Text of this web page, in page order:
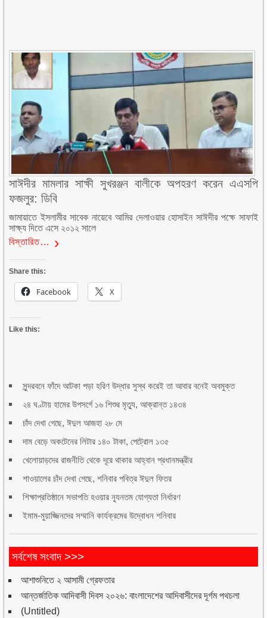
সাঈদীর মামলার সাক্ষী সুখরঞ্জন বালীকে অপহরণ করেন এএসপি
ফজলুর: ডিবি
জামায়াতে ইসলামীর সাবেক নায়েবে আমির দেলাওয়ার হোসাইন সাঈদীর পক্ষে সাফাই
সাক্ষ্য দিতে এসে ২০১২ সালে
বিস্তারিত…
Share this:
Facebook X
Like this:
সুন্দরবনে ফাঁদে আটকা পড়া হরিণ উদ্ধার সুস্থ করেই তা আবার বনেই অবমুক্ত
২৪ ঘণ্টায় হামের উপসর্গে ১৬ শিশুর মৃত্যু, আক্রান্ত ১৪৩৪
চাঁদ দেখা গেছে, ঈদুল আজহা ২৮ মে
দাম বেড়ে অকটেনের লিটার ১৪০ টাকা, পেট্রোল ১৩৫
খেলোয়াড়দের রাজনীতি থেকে দূরে থাকার আহ্বান প্রধানমন্ত্রীর
শাওয়ালের চাঁদ দেখা গেছে, শনিবার পবিত্র ঈদুল ফিতর
শিক্ষাপ্রতিষ্ঠানে সভাপতি হওয়ার ন্যূনতম যোগ্যতা নির্ধারণ
ইমাম-মুয়াজ্জিনদের সম্মানি কার্যক্রমের উদ্বোধন শনিবার
সর্বশেষ সংবাদ >>>
আশাশুনিতে ২ আসামী গ্রেফতার
আন্তর্জাতিক আদিবাসী দিবস ২০২৬: বাংলাদেশের আদিবাসীদের দূর্গম পথচলা
(Untitled)